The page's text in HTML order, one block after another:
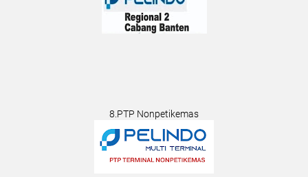
8.PTP Nonpetikemas